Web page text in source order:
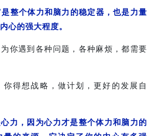
是整个体力和脑力的稳定器，也是力量
心的强大程度。
你遇到各种问题，各种麻烦，都需要
你得想战略，做计划，更好的发展自
力，因为心力才是整个体力和脑力的